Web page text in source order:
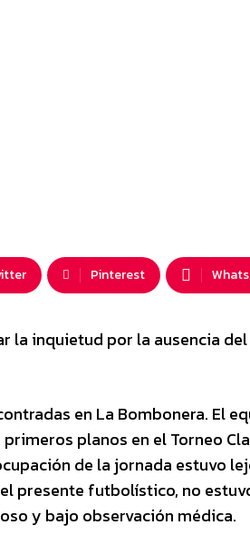
Pinterest
la inquietud por la ausencia
en La Bombonera. El
planos en el Torneo
de la jornada estuvo
presente futbolístico, no
y bajo observación médica.